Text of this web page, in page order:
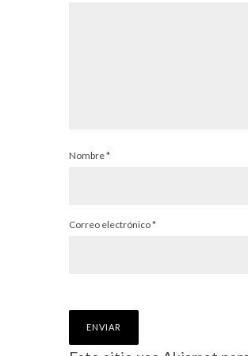
Nombre*
Correo electrónico*